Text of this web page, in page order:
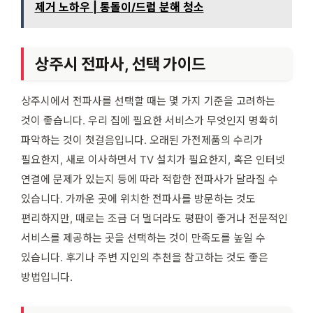
제거 노하우 | 통돌이/드럼 분해 청소
상주시 전파사, 선택 가이드
상주시에서 전파사를 선택할 때는 몇 가지 기준을 고려하는
것이 좋습니다. 우리 집에 필요한 서비스가 무엇인지 명확히
파악하는 것이 첫걸음입니다. 오래된 가전제품의 수리가
필요한지, 새로 이사하면서 TV 설치가 필요한지, 혹은 인터넷
연결에 문제가 있는지 등에 따라 적합한 전파사가 달라질 수
있습니다. 가까운 곳에 위치한 전파사를 방문하는 것도
편리하지만, 때로는 조금 더 멀더라도 평판이 좋거나 전문적인
서비스를 제공하는 곳을 선택하는 것이 만족도를 높일 수
있습니다. 후기나 주변 지인의 추천을 참고하는 것도 좋은
방법입니다.